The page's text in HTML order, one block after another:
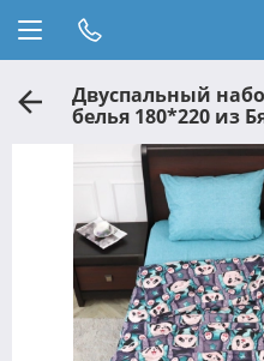
Двуспальный
белья 180*220 из
№165195AB